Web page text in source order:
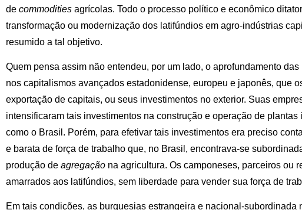
de commodities agrícolas. Todo o processo político e econômico
transformação ou modernização dos latifúndios em agro-indústrias
resumido a tal objetivo.
Quem pensa assim não entendeu, por um lado, o aprofundamento
nos capitalismos avançados estadonidense, europeu e japonês, que
exportação de capitais, ou seus investimentos no exterior. Suas
intensificaram tais investimentos na construção e operação de
como o Brasil. Porém, para efetivar tais investimentos era preciso
e barata de força de trabalho que, no Brasil, encontrava-se
produção de agregação na agricultura. Os camponeses, parceiros ou
amarrados aos latifúndios, sem liberdade para vender sua força de
Em tais condições, as burguesias estrangeira e nacional-subordinada